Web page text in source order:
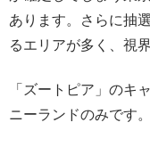
あります。さらに抽
るエリアが多く、視
「ズートピア」のキ
ニーランドのみです。